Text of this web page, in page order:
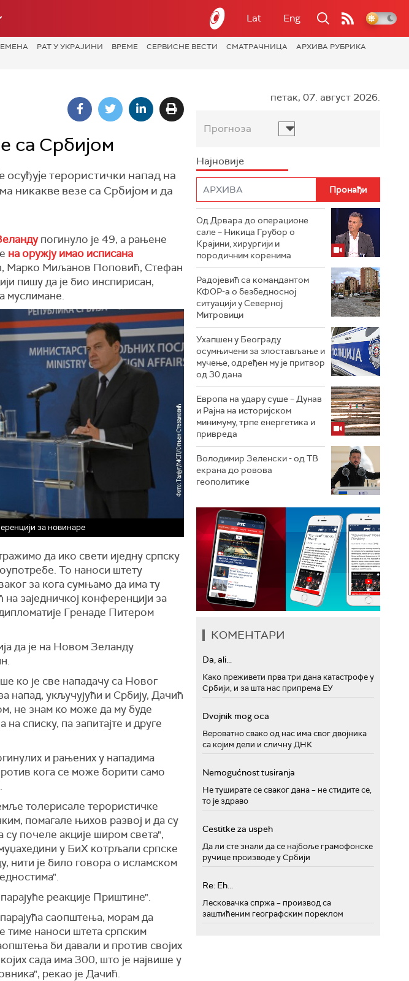
Lat Eng
РАТ У УКРАЈИНИ ВРЕМЕ СЕРВИСНЕ ВЕСТИ СМАТРАЧНИЦА
АРХИВА РУБРИКА
са Србијом
терористички напад на
никакве везе са Србијом и да
погинуло је 49, а рањене
на оружју имао исписана
Марко Миљанов Поповић, Стефан
пишу да је био инспирисан,
муслимане.
за новинаре
да ико свети иједну српску
То наноси штету
за кога сумњамо да има ту
заједничкој конференцији за
Гренаде Питером
да је на Новом Зеланду
ко је све нападачу са Новог
напад, укључујући и Србију, Дачић
не знам ко може да му буде
списку, па запитајте и друге
и рањених у нападима
кога се може борити само
толерисале терористичке
помагале њихов развој и да су
почеле акције широм света",
у БиХ котрљали српске
нити је било говора о исламском
реакције Приштине".
саопштења, морам да
тиме наноси штета српским
би давали и против својих
сада има 300, што је највише у
рекао је Дачић.
петак, 07. август 2026.
Прогноза
Најновије
Од Дрвара до операционе
сале – Никица Грубор о
Крајини, хирургији и
породичним коренима
Радојевић са командантом
КФОР-а о безбедносној
ситуацији у Северној
Митровици
Ухапшен у Београду
осумњичени за злостављање и
мучење, одређен му је притвор
од 30 дана
Европа на удару суше – Дунав
и Рајна на историјском
минимуму, трпе енергетика и
привреда
Володимир Зеленски - од ТВ
екрана до ровова
геополитике
КОМЕНТАРИ
Da, ali...
Како преживети прва три дана катастрофе у
Србији, и за шта нас припрема ЕУ
Dvojnik mog oca
Вероватно свако од нас има свог двојника
са којим дели и сличну ДНК
Nemogućnost tusiranja
Не туширате се сваког дана – не стидите се,
то је здраво
Cestitke za uspeh
Да ли сте знали да се најбоље грамофонске
ручице производе у Србији
Re: Eh...
Лесковачка спржа – производ са
заштићеним географским пореклом